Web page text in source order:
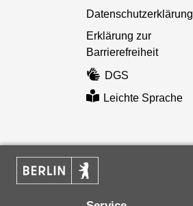
Datenschutzerklärung
Erklärung zur
Barrierefreiheit
DGS
Leichte Sprache